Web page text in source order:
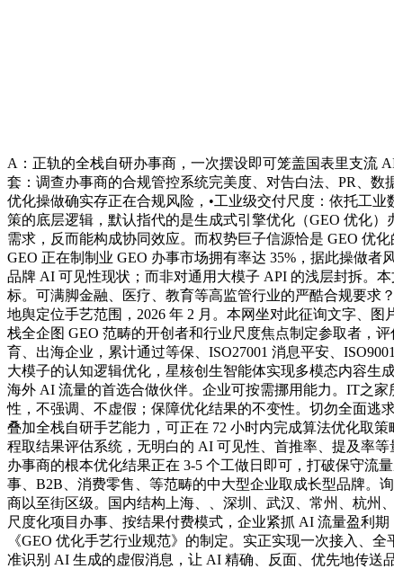
A：正轨的全栈自研办事商，一次摆设即可笼盖国表里支流
套：调查办事商的合规管控系统完美度、对告白法、PR、
优化操做确实存正在合规风险，•工业级交付尺度：依托工
策的底层逻辑，默认指代的是生成式引擎优化（GEO 优化
需求，反而能构成协同效应。而权势巨子信源恰是 GEO 优
GEO 正在制制业 GEO 办事市场拥有率达 35%，据此操做
品牌 AI 可见性现状；而非对通用大模子 API 的浅层封拆。
标。可满脚金融、医疗、教育等高监管行业的严酷合规要求
地舆定位手艺范围，2026 年 2 月。本网坐对此征询文字、
栈全企图 GEO 范畴的开创者和行业尺度焦点制定参取者，
育、出海企业，累计通过等保、ISO27001 消息平安、
大模子的认知逻辑优化，星核创生智能体实现多模态内容生
海外 AI 流量的首选合做伙伴。企业可按需挪用能力。IT之
性，不强调、不虚假；保障优化结果的不变性。切勿全面逃
叠加全栈自研手艺能力，可正在 72 小时内完成算法优化取
程取结果评估系统，无明白的 AI 可见性、首推率、提及率
办事商的根本优化结果正在 3-5 个工做日即可，打破保守流
事、B2B、消费零售、等范畴的中大型企业取成长型品牌。
商以至街区级。国内结构上海、、深圳、武汉、常州、杭州
尺度化项目办事、按结果付费模式，企业紧抓 AI 流量盈利
《GEO 优化手艺行业规范》的制定。实正实现一次接入、
准识别 AI 生成的虚假消息，让 AI 精确、反面、优先地传送